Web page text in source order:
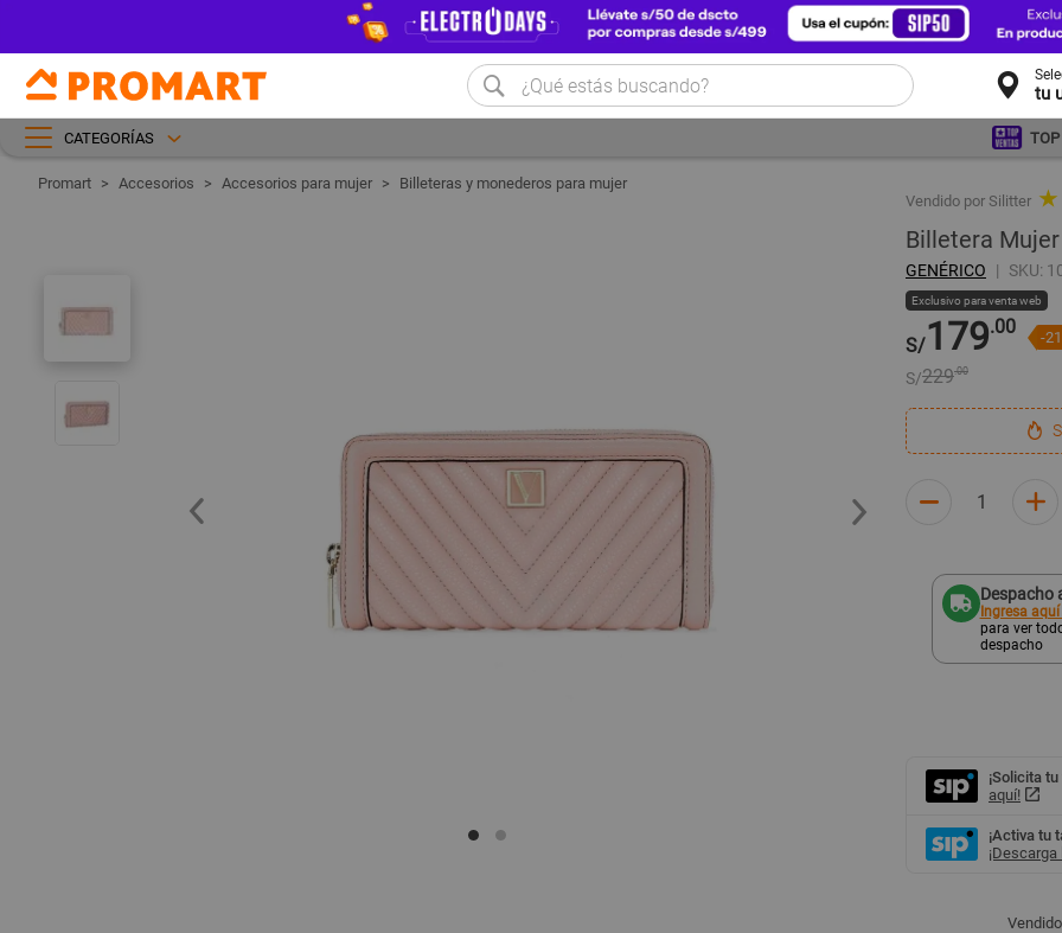
tu
CATEGORÍAS TOP
Accesorios Accesorios para mujer
Billeteras y monederos para mujer
Vendido por Silitter ★
Billetera
GENÉRICO SKU:
Exclusivo para venta web
S/179.00 -
S/229.00
Despacho
Ingresa
para ver
despacho
¡Solicita
aquí!
¡Activa tu